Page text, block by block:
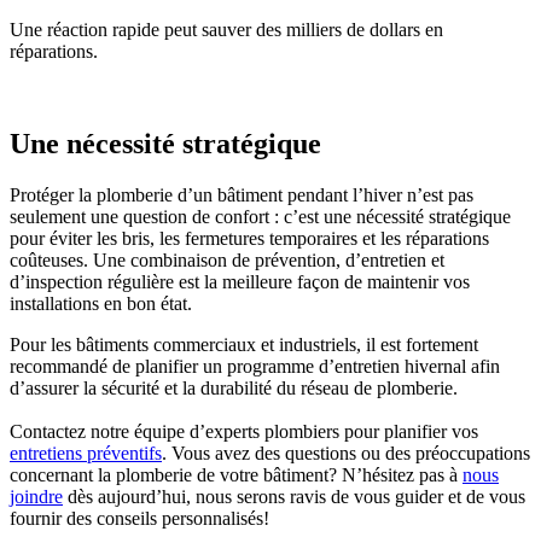
Une réaction rapide peut sauver des milliers de dollars en
réparations.
Une nécessité stratégique
Protéger la plomberie d’un bâtiment pendant l’hiver n’est pas
seulement une question de confort : c’est une nécessité stratégique
pour éviter les bris, les fermetures temporaires et les réparations
coûteuses. Une combinaison de prévention, d’entretien et
d’inspection régulière est la meilleure façon de maintenir vos
installations en bon état.
Pour les bâtiments commerciaux et industriels, il est fortement
recommandé de planifier un programme d’entretien hivernal afin
d’assurer la sécurité et la durabilité du réseau de plomberie.
Contactez notre équipe d’experts plombiers pour planifier vos
entretiens préventifs. Vous avez des questions ou des préoccupations
concernant la plomberie de votre bâtiment? N’hésitez pas à nous
joindre dès aujourd’hui, nous serons ravis de vous guider et de vous
fournir des conseils personnalisés!